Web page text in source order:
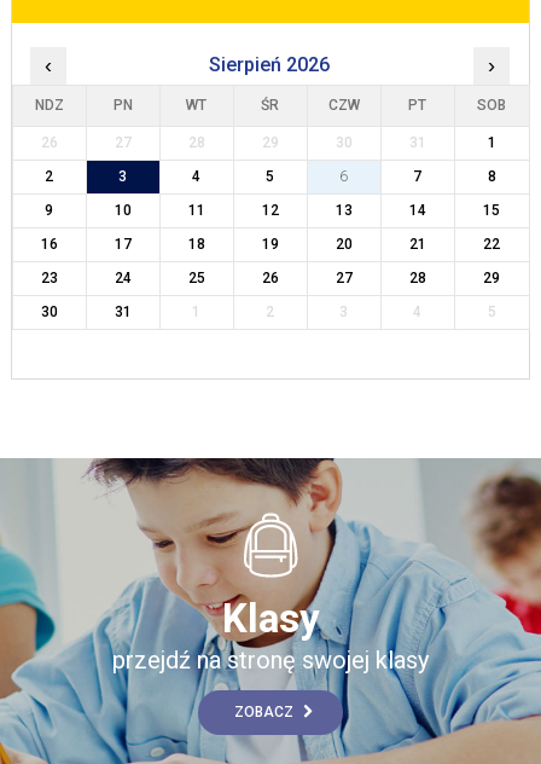
‹ Sierpień 2026 ›
NDZ PN WT ŚR CZW PT SOB
26 27 28 29 30 31
1
2
3 4 5 6 7
8
9
10 11 12 13 14
15
16
17 18 19 20 21
22
23
24 25 26 27 28
29
30
31 1 2 3 4 5
Klasy
przejdź na stronę swojej klasy
ZOBACZ